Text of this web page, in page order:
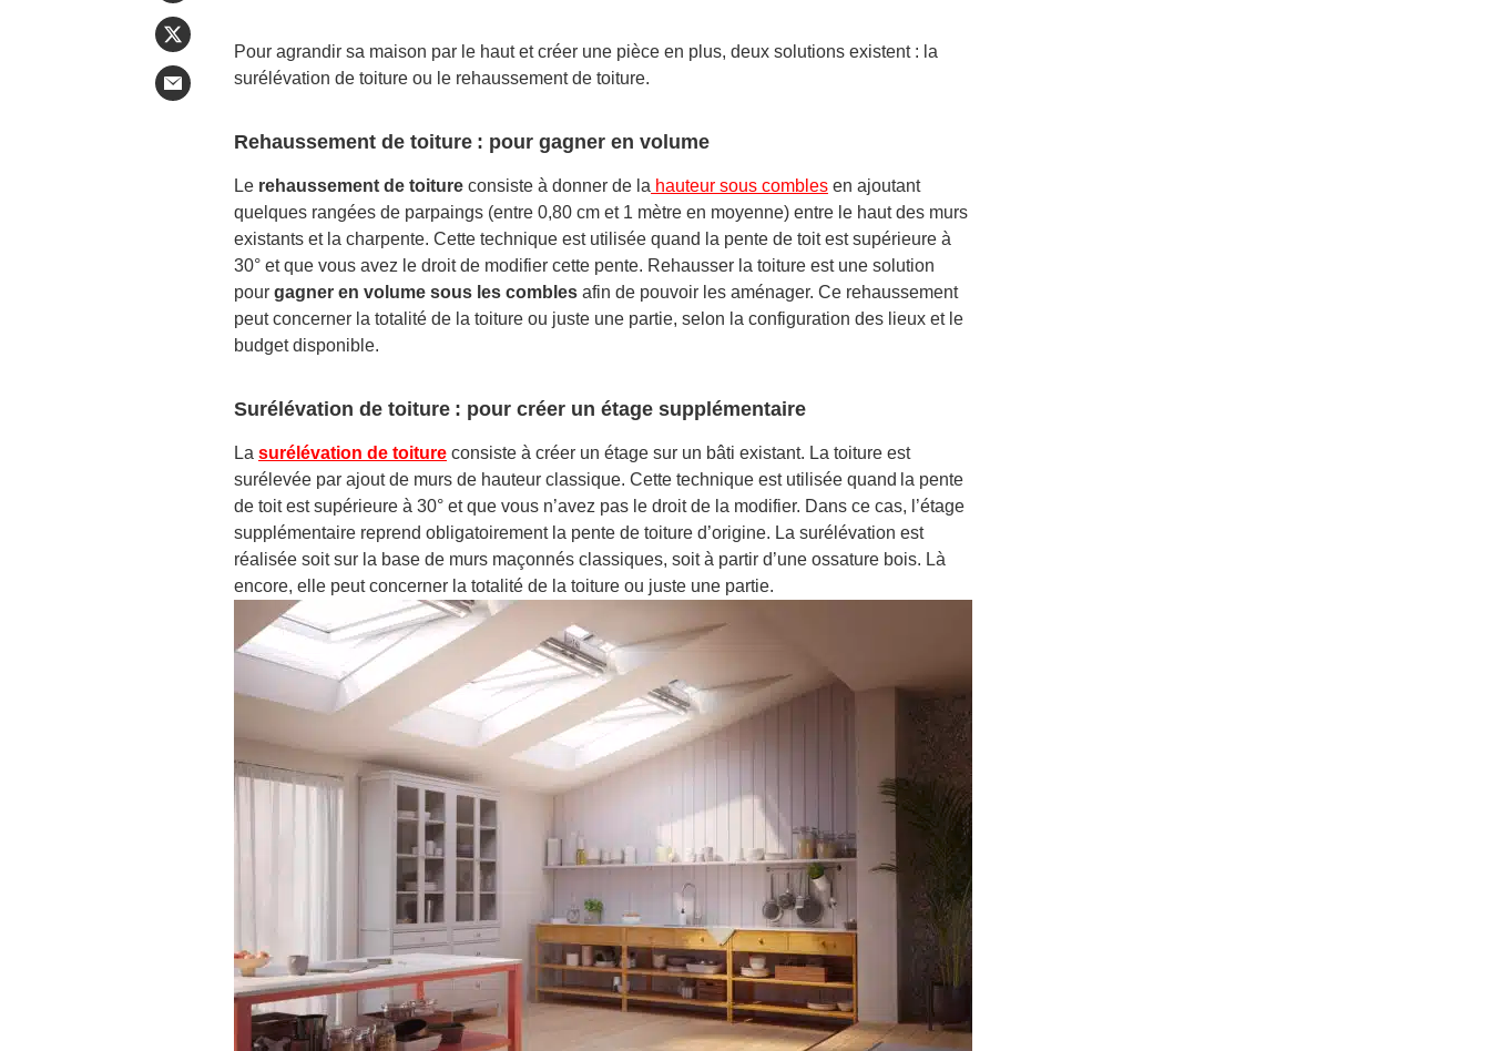
Pour agrandir sa maison par le haut et créer une pièce en plus, deux solutions existent : la
surélévation de toiture ou le rehaussement de toiture.
Rehaussement de toiture : pour gagner en volume
Le rehaussement de toiture consiste à donner de la hauteur sous combles en ajoutant
quelques rangées de parpaings (entre 0,80 cm et 1 mètre en moyenne) entre le haut des murs
existants et la charpente. Cette technique est utilisée quand la pente de toit est supérieure à
30° et que vous avez le droit de modifier cette pente. Rehausser la toiture est une solution
pour gagner en volume sous les combles afin de pouvoir les aménager. Ce rehaussement
peut concerner la totalité de la toiture ou juste une partie, selon la configuration des lieux et le
budget disponible.
Surélévation de toiture : pour créer un étage supplémentaire
La surélévation de toiture consiste à créer un étage sur un bâti existant. La toiture est
surélevée par ajout de murs de hauteur classique. Cette technique est utilisée quand la pente
de toit est supérieure à 30° et que vous n’avez pas le droit de la modifier. Dans ce cas, l’étage
supplémentaire reprend obligatoirement la pente de toiture d’origine. La surélévation est
réalisée soit sur la base de murs maçonnés classiques, soit à partir d’une ossature bois. Là
encore, elle peut concerner la totalité de la toiture ou juste une partie.